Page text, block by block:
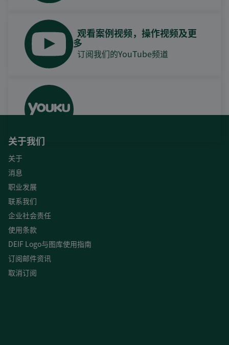
观看案例视频，操作视频及更
多
订阅我们的YouTube频道
关于我们
关于
消息
职业发展
联系我们
企业社会责任
使用条款
DEIF Logo与图库使用指南
订阅邮件资讯
取消订阅